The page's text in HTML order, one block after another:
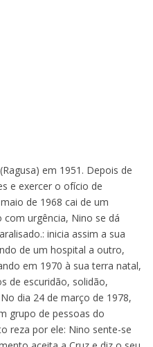
em 1951. Depois de
e exercer o ofício de
de 1968 cai de um
urgência, Nino se dá
inicia assim a sua
de um hospital a outro,
em 1970 à sua terra natal,
de escuridão, solidão,
dia 24 de março de 1978,
grupo de pessoas do
reza por ele: Nino sente-se